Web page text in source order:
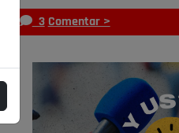
3 Comentar >